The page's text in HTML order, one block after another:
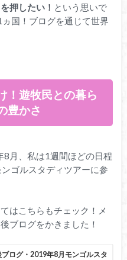
押したい！ という思いで
国！ブログを通じて世界
！遊牧民との暮ら
豊かさ
8月、私は1週間ほどの日程
ゴルスタディツアーに参
はこちらもチェック！メ
ブログをかきました！
ブログ・2019年8月モンゴルスタ